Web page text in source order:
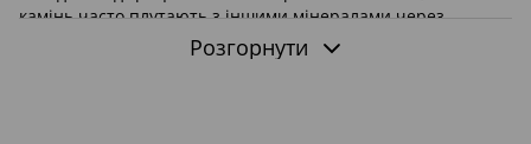
камінь часто плутають з іншими мінералами через
Розгорнути